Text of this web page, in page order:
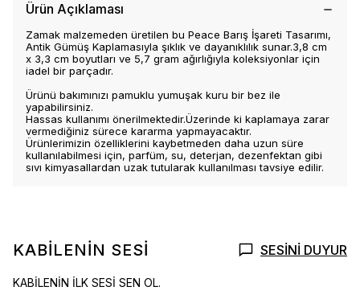
Ürün Açıklaması
Zamak malzemeden üretilen bu Peace Barış İşareti Tasarımı,
Antik Gümüş Kaplamasıyla şıklık ve dayanıklılık sunar.3,8 cm
x 3,3 cm boyutları ve 5,7 gram ağırlığıyla koleksiyonlar için
iadel bir parçadır.
Ürünü bakımınızı pamuklu yumuşak kuru bir bez ile
yapabilirsiniz.
Hassas kullanımı önerilmektedir.Üzerinde ki kaplamaya zarar
vermediğiniz sürece kararma yapmayacaktır.
Ürünlerimizin özelliklerini kaybetmeden daha uzun süre
kullanılabilmesi için, parfüm, su, deterjan, dezenfektan gibi
sıvı kimyasallardan uzak tutularak kullanılması tavsiye edilir.
KABİLENİN SESİ SESİNİ DUYUR
KABİLENİN İLK SESİ SEN OL.